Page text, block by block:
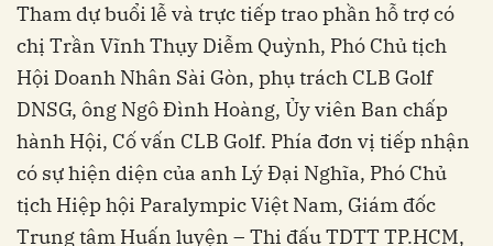
Tham dự buổi lễ và trực tiếp trao phần hỗ trợ có
chị Trần Vĩnh Thụy Diễm Quỳnh, Phó Chủ tịch
Hội Doanh Nhân Sài Gòn, phụ trách CLB Golf
DNSG, ông Ngô Đình Hoàng, Ủy viên Ban chấp
hành Hội, Cố vấn CLB Golf. Phía đơn vị tiếp nhận
có sự hiện diện của anh Lý Đại Nghĩa, Phó Chủ
tịch Hiệp hội Paralympic Việt Nam, Giám đốc
Trung tâm Huấn luyện – Thi đấu TDTT TP.HCM,